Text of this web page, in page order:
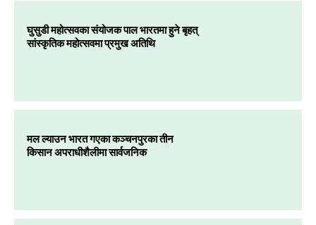
घुसुडी महोत्सवका संयोजक पाल भारतमा हुने बृहत्
सांस्कृतिक महोत्सवमा प्रमुख अतिथि
मल ल्याउन भारत गएका कञ्चनपुरका तीन
किसान अपराधीशैलीमा सार्वजनिक